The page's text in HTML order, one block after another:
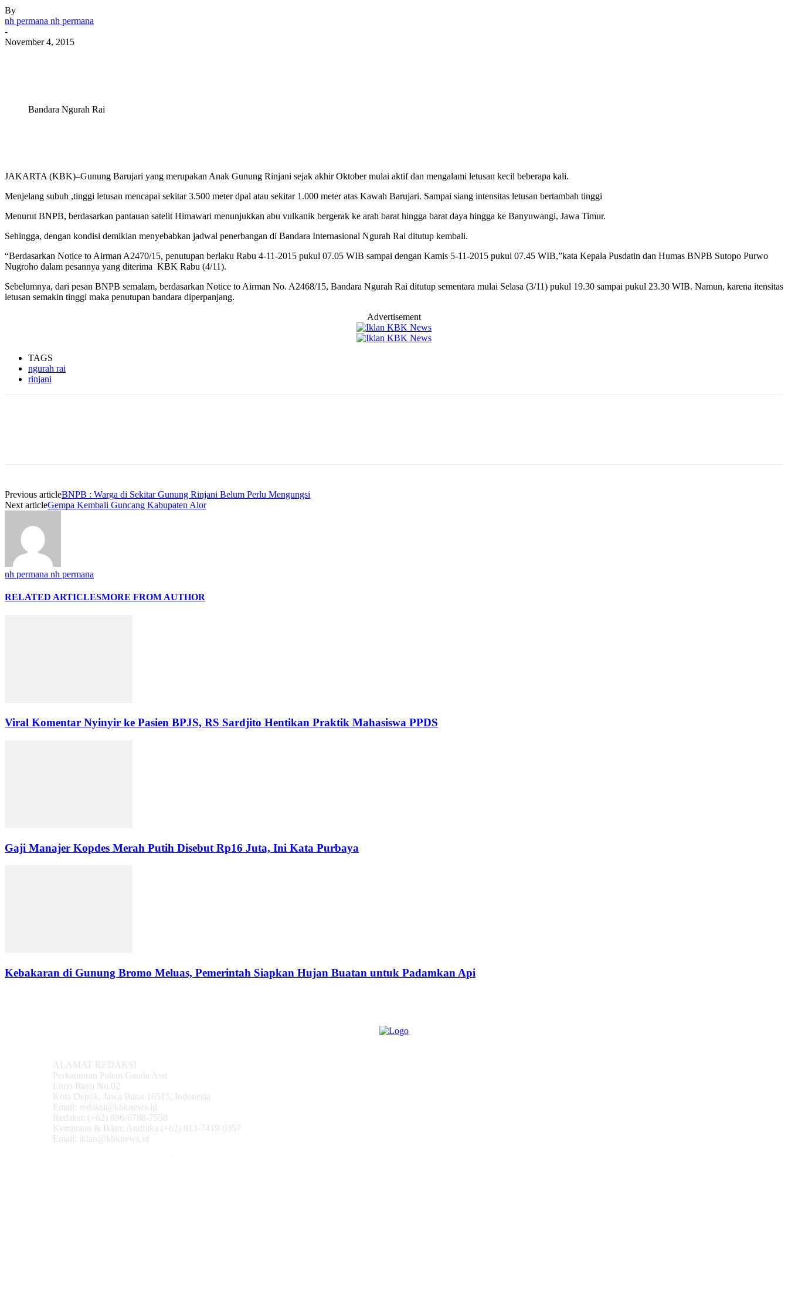
By
nh permana nh permana
-
November 4, 2015
Bandara Ngurah Rai
JAKARTA (KBK)–Gunung Barujari yang merupakan Anak Gunung Rinjani sejak akhir Oktober mulai aktif dan mengalami letusan kecil beberapa kali.
Menjelang subuh ,tinggi letusan mencapai sekitar 3.500 meter dpal atau sekitar 1.000 meter atas Kawah Barujari. Sampai siang intensitas letusan bertambah tinggi
Menurut BNPB, berdasarkan pantauan satelit Himawari menunjukkan abu vulkanik bergerak ke arah barat hingga barat daya hingga ke Banyuwangi, Jawa Timur.
Sehingga, dengan kondisi demikian menyebabkan jadwal penerbangan di Bandara Internasional Ngurah Rai ditutup kembali.
“Berdasarkan Notice to Airman A2470/15, penutupan berlaku Rabu 4-11-2015 pukul 07.05 WIB sampai dengan Kamis 5-11-2015 pukul 07.45 WIB,”kata Kepala Pusdatin dan Humas BNPB Sutopo Purwo
Nugroho dalam pesannya yang diterima KBK Rabu (4/11).
Sebelumnya, dari pesan BNPB semalam, berdasarkan Notice to Airman No. A2468/15, Bandara Ngurah Rai ditutup sementara mulai Selasa (3/11) pukul 19.30 sampai pukul 23.30 WIB. Namun, karena itensitas
letusan semakin tinggi maka penutupan bandara diperpanjang.
Advertisement
TAGS
ngurah rai
rinjani
Previous articleBNPB : Warga di Sekitar Gunung Rinjani Belum Perlu Mengungsi
Next articleGempa Kembali Guncang Kabupaten Alor
nh permana nh permana
RELATED ARTICLESMORE FROM AUTHOR
Viral Komentar Nyinyir ke Pasien BPJS, RS Sardjito Hentikan Praktik Mahasiswa PPDS
Gaji Manajer Kopdes Merah Putih Disebut Rp16 Juta, Ini Kata Purbaya
Kebakaran di Gunung Bromo Meluas, Pemerintah Siapkan Hujan Buatan untuk Padamkan Api
ALAMAT REDAKSI
Perkantoran Palem Ganda Asri
Limo Raya No.02
Kota Depok, Jawa Barat 16515, Indonesia
Email: redaksi@kbknews.id
Redaksi: (+62) 896-6788-7558
Kemitraan & Iklan: Andhika (+62) 813-7419-0357
Email: iklan@kbknews.id